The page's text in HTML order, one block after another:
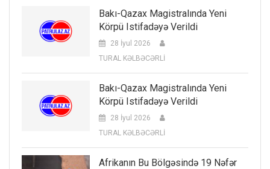
Bakı-Qazax Magistralında Yeni
Körpü Istifadəyə Verildi
28 İyul 2026
TURAL KƏLBƏCƏRLİ
Bakı-Qazax Magistralında Yeni
Körpü Istifadəyə Verildi
28 İyul 2026
TURAL KƏLBƏCƏRLİ
Afrikanın Bu Bölgəsində 19 Nəfər